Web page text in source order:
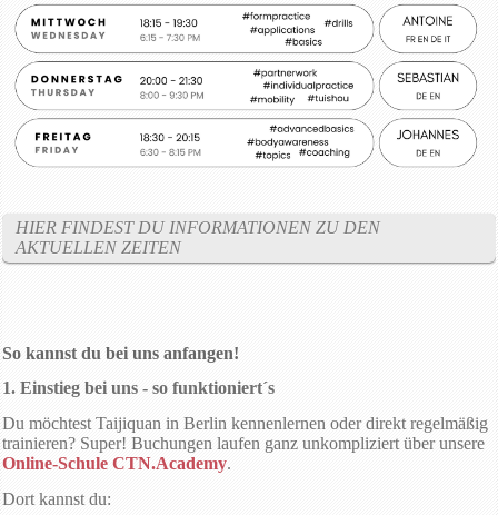
HIER FINDEST DU INFORMATIONEN ZU DEN
AKTUELLEN ZEITEN
So kannst du bei uns anfangen!
1. Einstieg bei uns - so funktioniert´s
Du möchtest Taijiquan in Berlin kennenlernen oder direkt regelmäßig
trainieren? Super! Buchungen laufen ganz unkompliziert über unsere
Online-Schule CTN.Academy.
Dort kannst du: